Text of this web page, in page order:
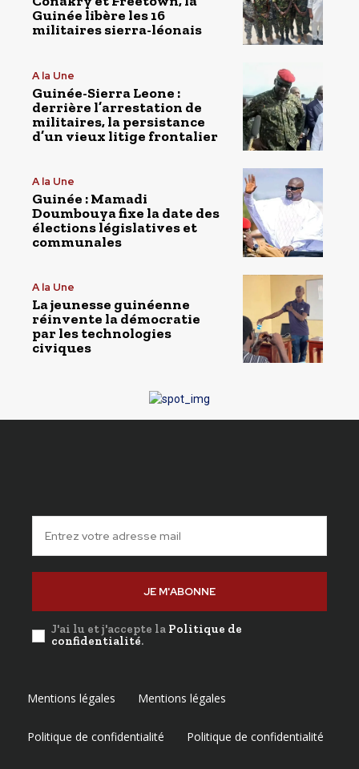
Guinée libère les 16
militaires sierra-léonais
A la Une
Guinée-Sierra Leone :
derrière l’arrestation de
militaires, la persistance
d’un vieux litige frontalier
A la Une
Guinée : Mamadi
Doumbouya fixe la date des
élections législatives et
communales
A la Une
La jeunesse guinéenne
réinvente la démocratie
par les technologies
civiques
JE M'ABONNE
J'ai lu et j'accepte la Politique de
confidentialité.
Mentions légales Mentions légales
Politique de confidentialité Politique de confidentialité